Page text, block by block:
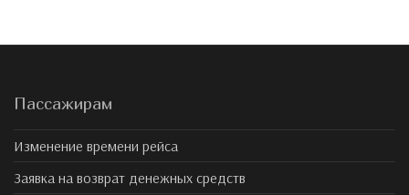
Пассажирам
Изменение времени рейса
Заявка на возврат денежных средств